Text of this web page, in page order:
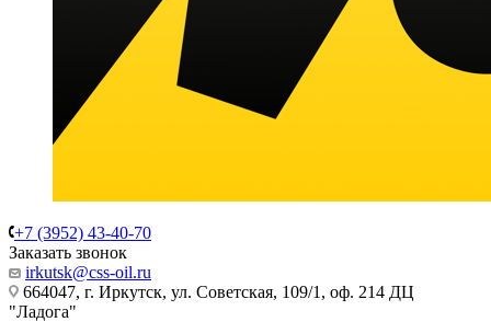
+7 (3952) 43-40-70
Заказать звонок
irkutsk@css-oil.ru
664047, г. Иркутск, ул. Советская, 109/1, оф. 214 ДЦ
"Ладога"